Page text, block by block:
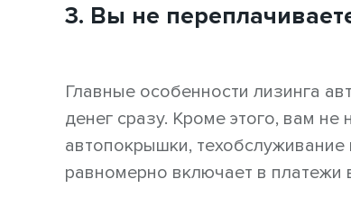
3. Вы не
Главные особенности лизинга
денег сразу. Кроме этого, вам
автопокрышки,
равномерно включает в платежи